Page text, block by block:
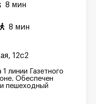
8 мин
8 мин
12с2
линии Газетного
Обеспечен
пешеходный